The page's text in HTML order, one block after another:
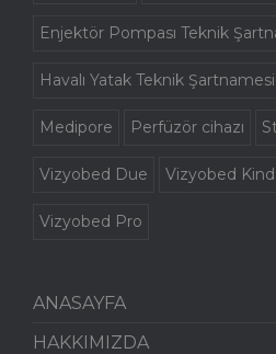
Enjektör Pompası Teknik
Havalı Yatak Teknik Şartnamesi
Medipore Perfüzör cihazı
Vizyobed Due Vizyobed Kind
Vizyobed Pro
ANASAYFA
HAKKIMIZDA